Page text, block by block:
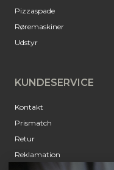
Pizzaspade
Røremaskiner
Udstyr
KUNDESERVICE
Kontakt
Prismatch
Retur
Reklamation